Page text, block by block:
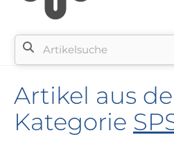
Artikel aus
Kategorie